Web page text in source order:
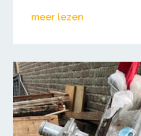
meer lezen